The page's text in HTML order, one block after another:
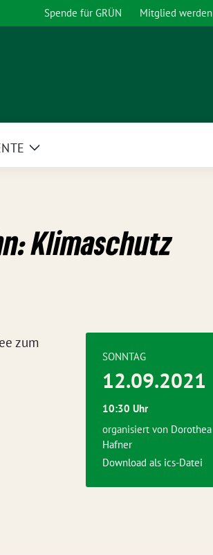
Spende für GRÜN Mitglied werden
Zeige
Klimaschutz
zum
SONNTAG
12.09.2021
10:30 Uhr
organisiert von Dorothea
Hafner
Download als ics-Datei